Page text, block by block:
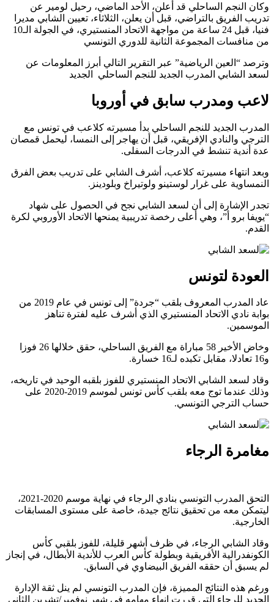
وكان النجم الساحلي قد أعلن، الأحد الماضي، رحيل لومير عن
تدريب الفريق بالتراضي، قبل أن يعلن، الثلاثاء، تعيين الشابي مديرا
فنيا، قبل 24 ساعة من مواجهة الاتحاد المنستيري، في الجولة الـ10
من منافسات المجموعة الثانية للدوري التونسي
وترصد “العين الرياضية” عبر التقرير التالي أبرز المعلومات عن
لسعد الشابي المدرب الجديد للنجم الساحلي الجديد
لاعب ومدرب سابق في أوروبا
المدرب الجديد للنجم الساحلي بدأ مسيرته كلاعب في تونس مع
الترجي والنادي الإفريقي، قبل أن يهاجر إلى النمسا، ليحمل قمصان
عدة أندية تنشط في الدرجات السفلى.
وبعد انتهاء مسيرته كلاعب، أشرف الشابي على تدريب بعض الفرق
النمساوية على غرار لوستينو ولوتيراخ وبلودينز.
تجدر الإشارة إلى أن لسعد الشابي نجح في الحصول على شهاد
“يويفا برو أ”، وهي أعلى رخصة تدريبية يمنحها الاتحاد الأوروبي لكرة
القدم.
العودة لتونس
عاد المدرب المعروف بلقب “جردة” إلى تونس في عام 2019 من
بوابة نادي الاتحاد المنستيري الذي أشرف عليه لفترة تناهز
الموسمين.
وخاض الأخير 58 مباراة مع الفريق الساحلي، حقق خلالها 26 فوزا
و16 تعادلا، مقابل تكبده لـ16 خسارة.
وقاد لسعد الشابي الاتحاد المنستيري للفوز بلقبه الوحيد في تاريخه،
وذلك عندما توج معه بلقب كأس تونس لموسم 2019-2020 على
حساب الترجي التونسي.
مغامرة الرجاء
التحق المدرب التونسي بنادي الرجاء في نهاية موسم 2020-2021،
ليتمكن معه من تحقيق نتائج جيدة، خاصة على مستوى المسابقات
الخارجية.
وقاد الشابي الرجاء، في ظرف أشهر قليلة، للفوز بلقبي كأس
الكونفدرالية الأفريقية وبطولة كأس العرب للأندية الأبطال، في إنجاز
لم يسبق أن حققه الفريق البيضاوي في السابق.
ورغم هذه النتائج المميزة، فإن المدرب التونسي لم ينل ثقة الإدارة
الجديد للرجاء التي قررت إنهاء مهامه في شهر نوفمبر/تشرين الثاني